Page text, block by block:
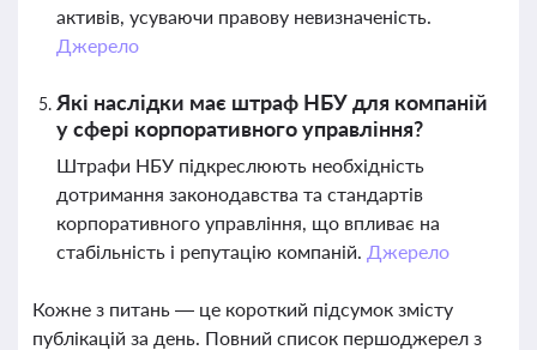
активів, усуваючи правову невизначеність.
Джерело
Які наслідки має штраф НБУ для компаній
у сфері корпоративного управління?
Штрафи НБУ підкреслюють необхідність
дотримання законодавства та стандартів
корпоративного управління, що впливає на
стабільність і репутацію компаній. Джерело
Кожне з питань — це короткий підсумок змісту
публікацій за день. Повний список першоджерел з